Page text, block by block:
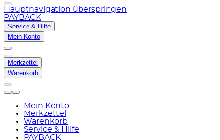
Hauptnavigation überspringen
PAYBACK
Service & Hilfe
Mein Konto
Merkzettel
Warenkorb
Mein Konto
Merkzettel
Warenkorb
Service & Hilfe
PAYBACK